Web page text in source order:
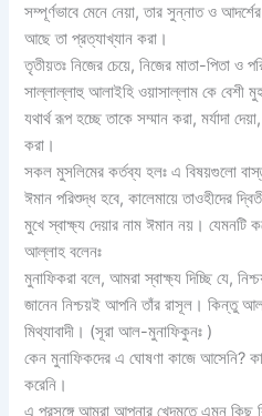
সম্পূর্ণভাবে মেনে নেয়া, তার সুন্নাত ও
আছে তা প্রত্যাখ্যান করা।
তৃতীয়তঃ নিজের চেয়ে, নিজের মাতা-পিতা ও
সাল্লাল্লাহু আলাইহি ওয়াসাল্লাম কে বেশী
যথার্থ রূপ হচ্ছে তাকে সম্মান করা, মর্যাদা
করা।
সকল মুসলিমের কর্তব্য হলঃ এ বিষয়গুলো
ঈমান পরিশুদ্ধ হবে, কালেমায়ে তাওহীদের
মুখে স্বাক্ষ্য দেয়ার নাম ঈমান নয়। যেমনটি
আল্লাহ বলেনঃ
মুনাফিকরা বলে, আমরা স্বাক্ষ্য দিচ্ছি যে,
জানেন নিশ্চয়ই আপনি তাঁর রাসূল। কিন্তু
মিথ্যাবাদী। (সূরা আল-মুনাফিকুনঃ )
কেন মুনাফিকদের এ ঘোষণা কাজে আসেনি?
করেনি।
এ প্রসঙ্গে আমরা আপনার খেদমতে এমন কিছু